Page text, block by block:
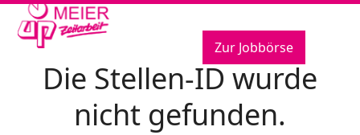
Skip
content
Zur Jobbörse
Open
mobile
menu
Close
mobile
menu
Die Stellen-ID wurde
nicht gefunden.